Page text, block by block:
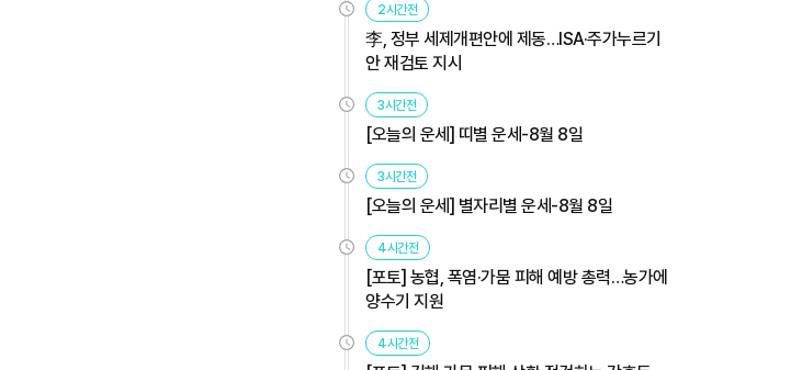
2시간전
李, 정부 세제개편안에 제동…ISA·주가누르기
안 재검토 지시
3시간전
[오늘의 운세] 띠별 운세-8월 8일
3시간전
[오늘의 운세] 별자리별 운세-8월 8일
4시간전
[포토] 농협, 폭염·가뭄 피해 예방 총력…농가에
양수기 지원
4시간전